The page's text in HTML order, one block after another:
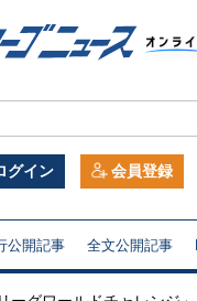
グイン 会員登録
公開記事 全文公開記事